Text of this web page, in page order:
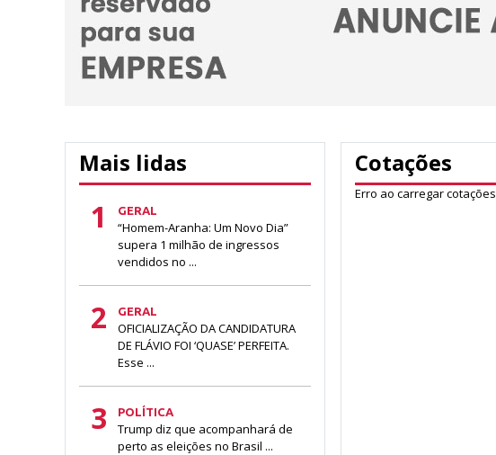
Mais lidas
1 GERAL
“Homem-Aranha: Um Novo Dia”
supera 1 milhão de ingressos
vendidos no ...
2 GERAL
OFICIALIZAÇÃO DA CANDIDATURA
DE FLÁVIO FOI ‘QUASE’ PERFEITA.
Esse ...
3 POLÍTICA
Trump diz que acompanhará de
perto as eleições no Brasil ...
Cotações
Erro ao carregar cotações